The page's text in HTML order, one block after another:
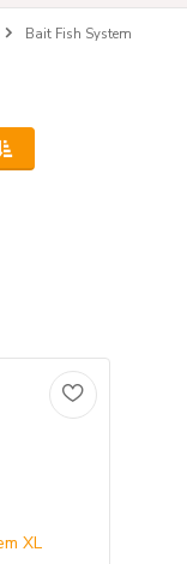
Bait Fish System